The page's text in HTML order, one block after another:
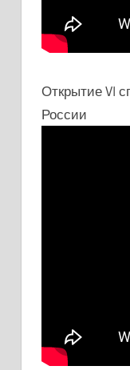
Открытие VI
России